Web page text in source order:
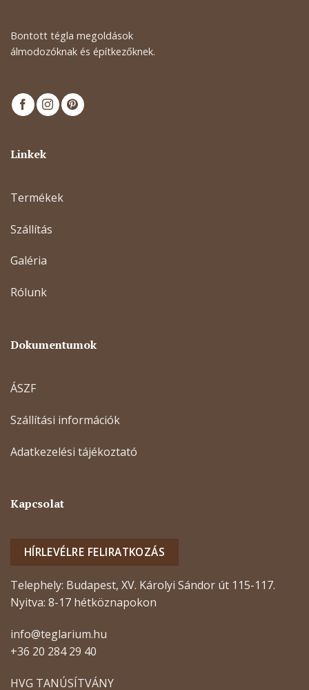
Bontott tégla megoldások
álmodozóknak és építkezőknek.
Linkek
Termékek
Szállítás
Galéria
Rólunk
Dokumentumok
ÁSZF
Szállítási információk
Adatkezelési tájékoztató
Kapcsolat
HÍRLEVÉLRE FELIRATKOZÁS
Telephely: Budapest, XV. Károlyi Sándor út 115-117.
Nyitva: 8-17 hétköznapokon
info@teglarium.hu
+36 20 284 29 40
HVG TANÚSÍTVÁNY